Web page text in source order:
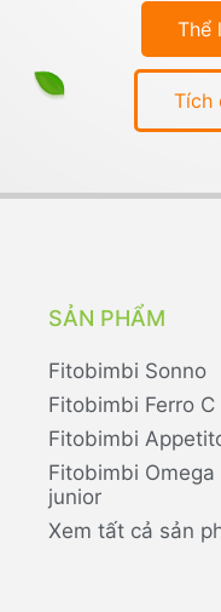
Thể
Tích
SẢN PHẨM
Fitobimbi Sonno
Fitobimbi Ferro C
Fitobimbi
Fitobimbi Omega
junior
Xem tất cả sản